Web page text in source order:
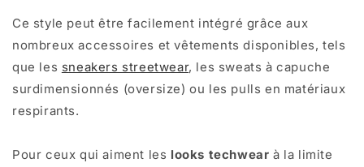
Ce style peut être facilement intégré grâce aux
nombreux accessoires et vêtements disponibles, tels
que les sneakers streetwear, les sweats à capuche
surdimensionnés (oversize) ou les pulls en matériaux
respirants.
Pour ceux qui aiment les looks techwear à la limite